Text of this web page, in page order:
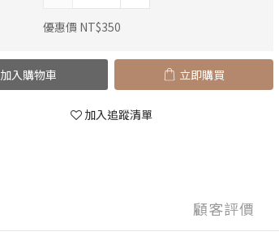
優惠價 NT$350
加入購物車 立即購買
加入追蹤清單
顧客評價